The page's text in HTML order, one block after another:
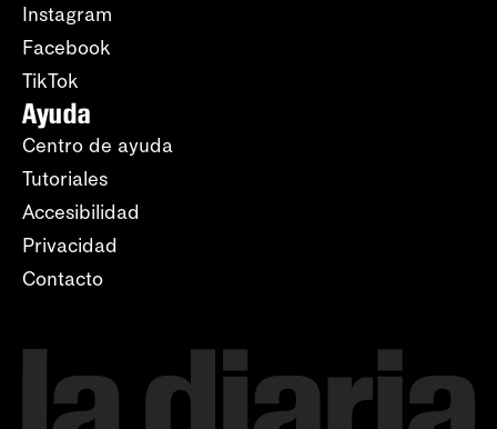
Instagram
Facebook
TikTok
Ayuda
Centro de ayuda
Tutoriales
Accesibilidad
Privacidad
Contacto